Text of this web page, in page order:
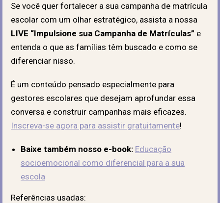
Se você quer fortalecer a sua campanha de matrícula
escolar com um olhar estratégico, assista a nossa
LIVE “Impulsione sua Campanha de Matrículas” e
entenda o que as famílias têm buscado e como se
diferenciar nisso.
É um conteúdo pensado especialmente para
gestores escolares que desejam aprofundar essa
conversa e construir campanhas mais eficazes.
Inscreva-se agora para assistir gratuitamente!
Baixe também nosso e-book: Educação
socioemocional como diferencial para a sua
escola
Referências usadas: